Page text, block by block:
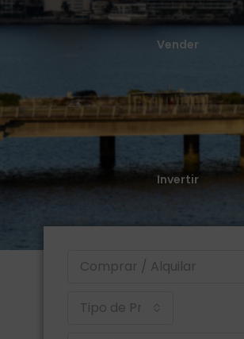
Vender
Vender
creativa y diferencial.
Invertir
Invertir
Conocer el mercado para tomar mejores
Comprar / Alquilar
Tipo de Propiedad